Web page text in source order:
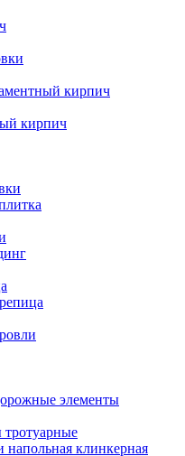
кирпич
кирпич
элементы
клинкерная